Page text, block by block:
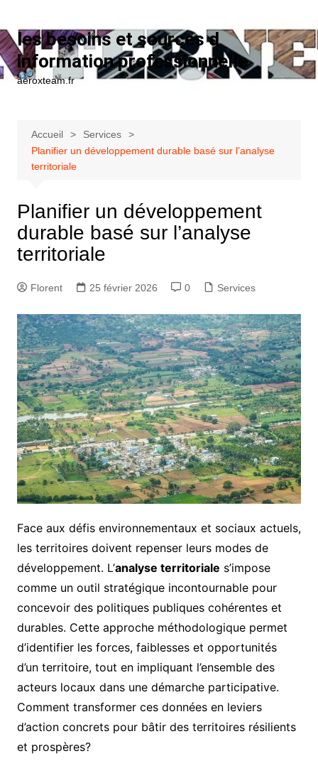
les besoins et sources d
information professionnelle
aeroxteam.fr
Accueil
Services
Planifier un développement durable basé sur l’analyse
territoriale
Planifier un développement
durable basé sur l’analyse
territoriale
Florent 25 février 2026 0 Services
Face aux défis environnementaux et sociaux actuels,
les territoires doivent repenser leurs modes de
développement. L’analyse territoriale s’impose
comme un outil stratégique incontournable pour
concevoir des politiques publiques cohérentes et
durables. Cette approche méthodologique permet
d’identifier les forces, faiblesses et opportunités
d’un territoire, tout en impliquant l’ensemble des
acteurs locaux dans une démarche participative.
Comment transformer ces données en leviers
d’action concrets pour bâtir des territoires résilients
et prospères?